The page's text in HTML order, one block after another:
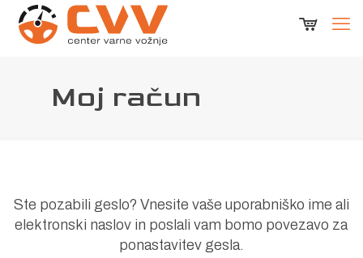
Moj račun
Ste pozabili geslo? Vnesite vaše uporabniško ime ali
elektronski naslov in poslali vam bomo povezavo za
ponastavitev gesla.